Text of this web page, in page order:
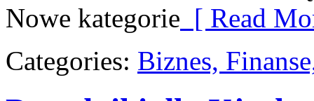
Nowe kategorie [ Read
Categories: Biznes,